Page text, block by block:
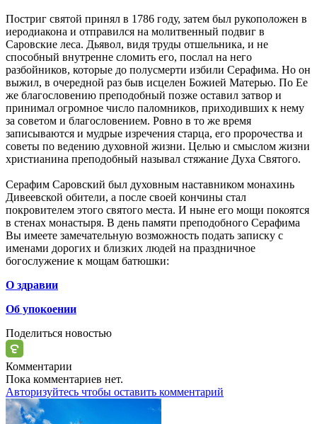
Постриг святой принял в 1786 году, затем был рукоположен в
иеродиакона и отправился на молитвенный подвиг в
Саровские леса. Дьявол, видя труды отшельника, и не
способный внутренне сломить его, послал на него
разбойников, которые до полусмерти избили Серафима. Но он
выжил, в очередной раз быв исцелен Божией Матерью. По Ее
же благословению преподобный позже оставил затвор и
принимал огромное число паломников, приходивших к нему
за советом и благословением. Ровно в то же время
записываются и мудрые изречения старца, его пророчества и
советы по ведению духовной жизни. Целью и смыслом жизни
христианина преподобный называл стяжание Духа Святого.
Серафим Саровский был духовным наставником монахинь
Дивеевской обители, а после своей кончины стал
покровителем этого святого места. И ныне его мощи покоятся
в стенах монастыря. В день памяти преподобного Серафима
Вы имеете замечательную возможность подать записку с
именами дорогих и близких людей на праздничное
богослужение к мощам батюшки:
О здравии
Об упокоении
Поделиться новостью
Комментарии
Пока комментариев нет.
Авторизуйтесь чтобы оставить комментарий